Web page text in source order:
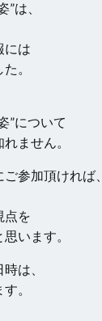
は、
には
。
”について
ません。
参加頂ければ、
点を
います。
は、
。